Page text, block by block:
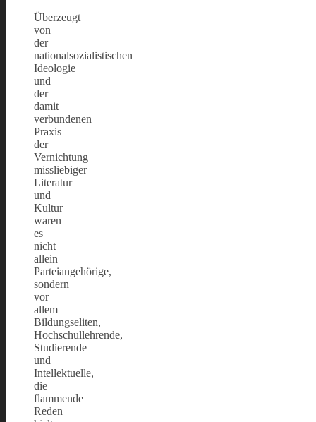
Überzeugt
von
der
nationalsozialistischen
Ideologie
und
der
damit
verbundenen
Praxis
der
Vernichtung
missliebiger
Literatur
und
Kultur
waren
es
nicht
allein
Parteiangehörige,
sondern
vor
allem
Bildungseliten,
Hochschullehrende,
Studierende
und
Intellektuelle,
die
flammende
Reden